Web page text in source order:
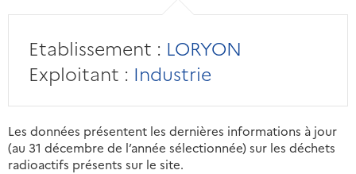
Etablissement : LORYON
Exploitant : Industrie
Les données présentent les dernières informations à jour
(au 31 décembre de l’année sélectionnée) sur les déchets
radioactifs présents sur le site.